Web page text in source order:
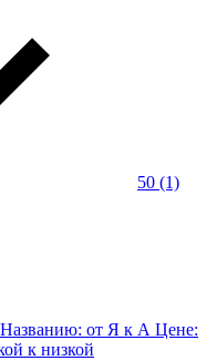
50 (1)
Названию: от Я к А Цене:
к низкой